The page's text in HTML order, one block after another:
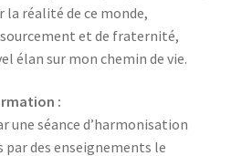
la réalité de ce monde,
et de fraternité,
élan sur mon chemin de vie.
:
une séance d’harmonisation
des enseignements le